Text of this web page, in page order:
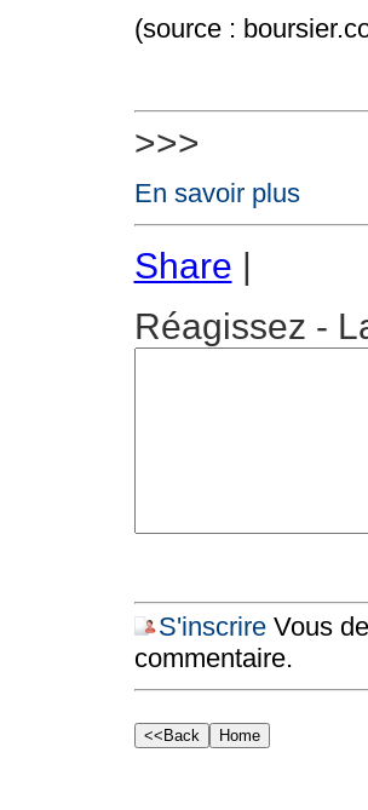
(source :
>>>
En savoir plus
Share |
Réagissez -
S'inscrireVous
commentaire.